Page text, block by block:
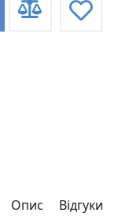
Опис Відгуки